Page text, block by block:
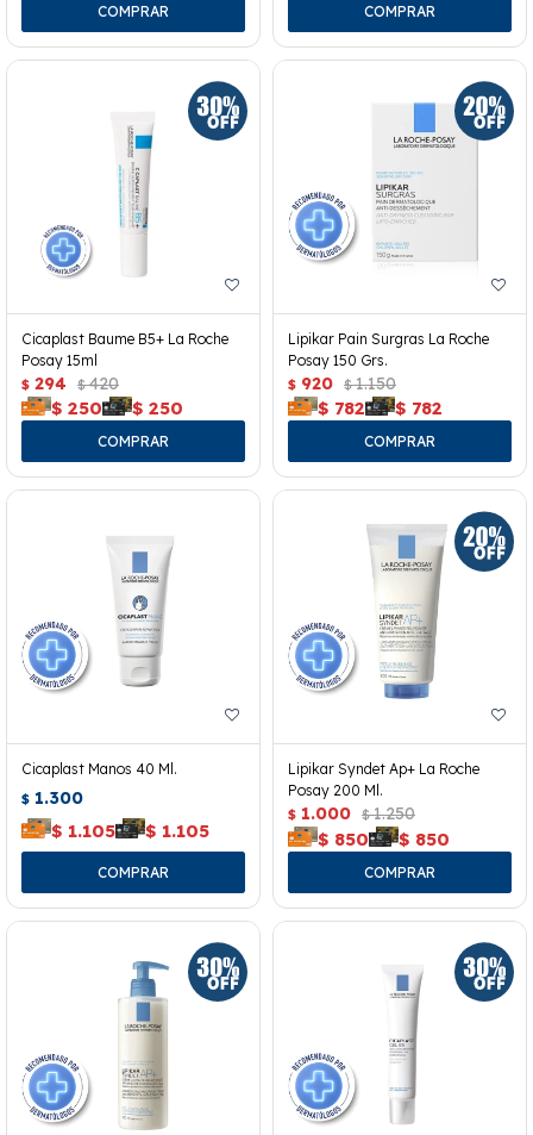
Cicaplast Baume B5+ La Roche
Posay 15ml
$ 294 $ 420
$ 250 $ 250
Lipikar Pain Surgras La Roche
Posay 150 Grs.
$ 920 $ 1.150
$ 782 $ 782
Cicaplast Manos 40 Ml.
$ 1.300
$ 1.105 $ 1.105
Lipikar Syndet Ap+ La Roche
Posay 200 Ml.
$ 1.000 $ 1.250
$ 850 $ 850